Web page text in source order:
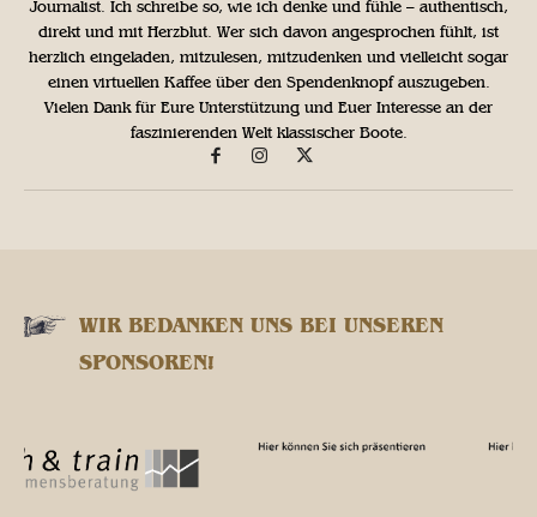
Journalist. Ich schreibe so, wie ich denke und fühle – authentisch,
direkt und mit Herzblut. Wer sich davon angesprochen fühlt, ist
herzlich eingeladen, mitzulesen, mitzudenken und vielleicht sogar
einen virtuellen Kaffee über den Spendenknopf auszugeben.
Vielen Dank für Eure Unterstützung und Euer Interesse an der
faszinierenden Welt klassischer Boote.
WIR BEDANKEN UNS BEI UNSEREN
SPONSOREN!